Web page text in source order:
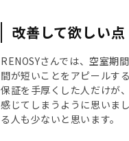
改善して欲しい点
RENOSYさんでは、空室期
間が短いことをアピールす
保証を手厚くした人だけが
感じてしまうように思いま
る人も少ないと思います。